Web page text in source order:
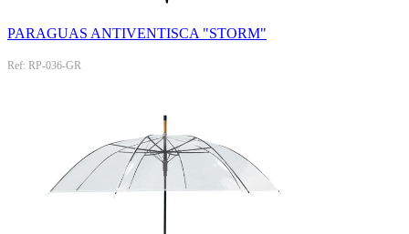
PARAGUAS ANTIVENTISCA "STORM"
Ref: RP-036-GR